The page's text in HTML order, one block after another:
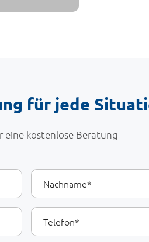
für jede
eine kostenlose Beratung
Nachname
Telefon